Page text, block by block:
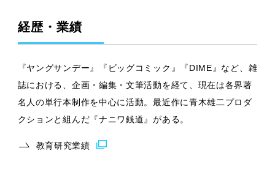
経歴・業績
『ヤングサンデー』『ビッグコミック』『DIME』など、雑
誌における、企画・編集・文筆活動を経て、現在は各界著
名人の単行本制作を中心に活動。最近作に青木雄二プロダ
クションと組んだ『ナニワ銭道』がある。
教育研究業績